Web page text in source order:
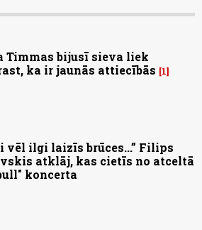
Timmas bijusī sieva liek
ka ir jaunās attiecībās
1
vēl ilgi laizīs brūces...” Filips
atklāj, kas cietīs no atceltā
koncerta